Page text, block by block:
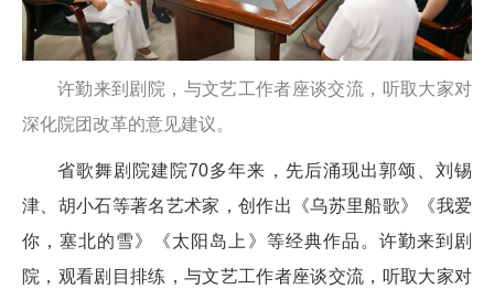
许勤来到剧院，与文艺工作者座谈交流，听取大家对
深化院团改革的意见建议。
省歌舞剧院建院70多年来，先后涌现出郭颂、刘锡
津、胡小石等著名艺术家，创作出《乌苏里船歌》《我爱
你，塞北的雪》《太阳岛上》等经典作品。许勤来到剧
院，观看剧目排练，与文艺工作者座谈交流，听取大家对